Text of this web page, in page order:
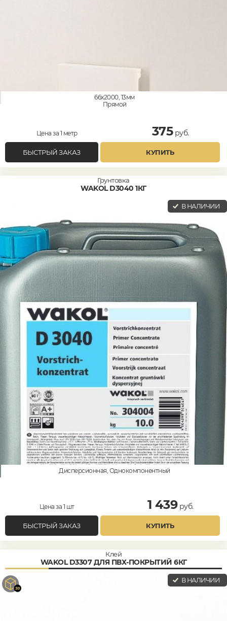
66x2000, 13мм
Прямой
Цена за 1 метр 375руб.
БЫСТРЫЙ ЗАКАЗ КУПИТЬ
Грунтовка
WAKOL D3040 1КГ
В НАЛИЧИИ
Дисперсионная, Однокомпонентный
Цена за 1 шт 1 439руб.
БЫСТРЫЙ ЗАКАЗ КУПИТЬ
Клей
WAKOL D3307 ДЛЯ ПВХ-ПОКРЫТИЙ 6КГ
В НАЛИЧИИ